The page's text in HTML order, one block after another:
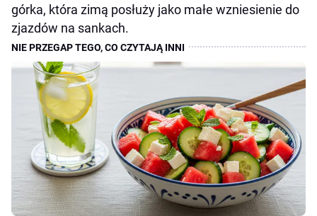
górka, która zimą posłuży jako małe wzniesienie do
zjazdów na sankach.